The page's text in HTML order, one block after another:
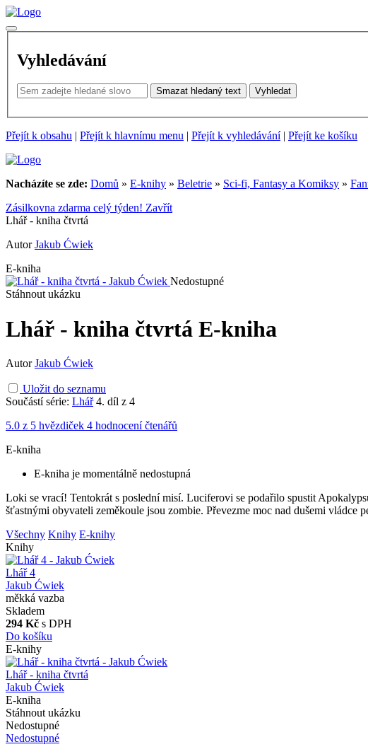
Vyhledávání
Smazat hledaný text Vyhledat
Přejít k obsahu | Přejít k hlavnímu menu | Přejít k vyhledávání | Přejít ke košíku
Nacházíte se zde: Domů » E-knihy » Beletrie » Sci-fi, Fantasy a Komiksy »
Zásilkovna zdarma celý týden! Zavřít
Lhář - kniha čtvrtá
Autor Jakub Ćwiek
E-kniha
Nedostupné
Stáhnout ukázku
Lhář - kniha čtvrtá E-kniha
Autor Jakub Ćwiek
Uložit do seznamu
Součástí série: Lhář 4. díl z 4
5.0 z 5 hvězdiček 4 hodnocení čtenářů
E-kniha
E-kniha je momentálně nedostupná
Loki se vrací! Tentokrát s poslední misí. Luciferovi se podařilo spustit
šťastnými obyvateli zeměkoule jsou zombie. Převezme moc nad dušemi
Všechny Knihy E-knihy
Knihy
Lhář 4
Jakub Ćwiek
měkká vazba
Skladem
294 Kč s DPH
Do košíku
E-knihy
Lhář - kniha čtvrtá
Jakub Ćwiek
E-kniha
Stáhnout ukázku
Nedostupné
Nedostupné